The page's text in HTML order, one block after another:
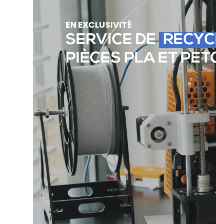
EN EXCLUSIVITÉ
SERVICE DE
PIÈCES PLA ET